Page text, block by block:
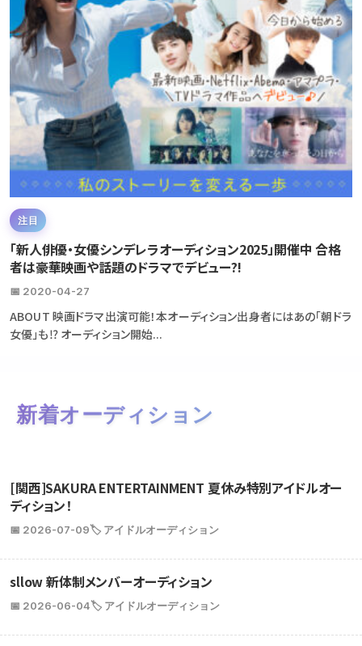
注目
「新人俳優・女優シンデレラオーディション2025」開催中 合格
者は豪華映画や話題のドラマでデビュー?!
📅 2020-04-27
ABOUT 映画ドラマ出演可能！本オーディション出身者にはあの「朝ドラ
女優」も⁉ オーディション開始...
新着オーディション
[関西]SAKURA ENTERTAINMENT 夏休み特別アイドルオー
ディション！
📅 2026-07-09🏷️ アイドルオーディション
sllow 新体制メンバーオーディション
📅 2026-06-04🏷️ アイドルオーディション